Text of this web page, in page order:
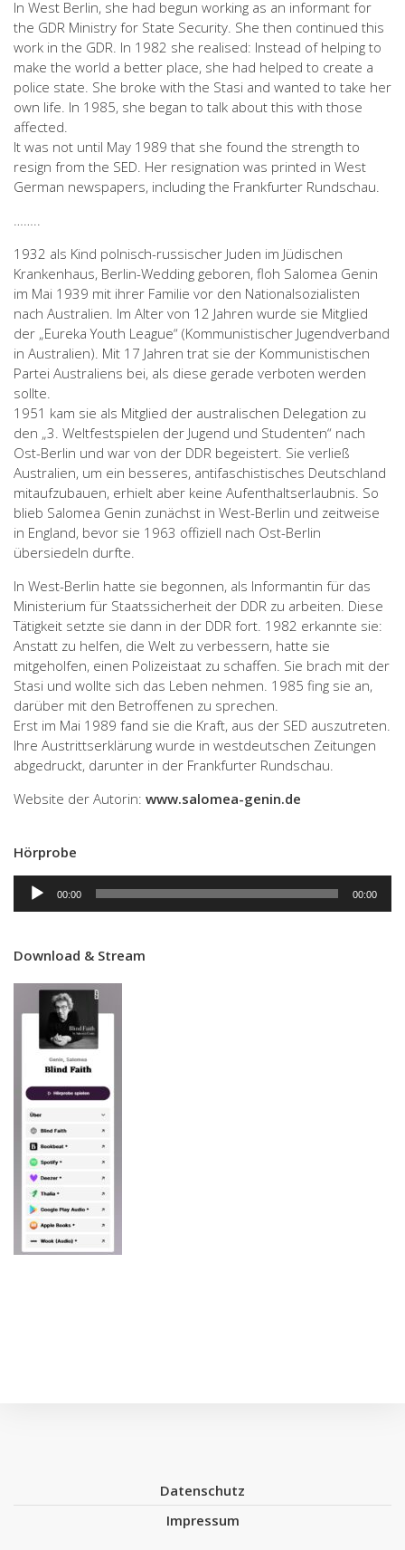
In West Berlin, she had begun working as an informant for
the GDR Ministry for State Security. She then continued this
work in the GDR. In 1982 she realised: Instead of helping to
make the world a better place, she had helped to create a
police state. She broke with the Stasi and wanted to take her
own life. In 1985, she began to talk about this with those
affected.
It was not until May 1989 that she found the strength to
resign from the SED. Her resignation was printed in West
German newspapers, including the Frankfurter Rundschau.
……..
1932 als Kind polnisch-russischer Juden im Jüdischen
Krankenhaus, Berlin-Wedding geboren, floh Salomea Genin
im Mai 1939 mit ihrer Familie vor den Nationalsozialisten
nach Australien. Im Alter von 12 Jahren wurde sie Mitglied
der „Eureka Youth League“ (Kommunistischer Jugendverband
in Australien). Mit 17 Jahren trat sie der Kommunistischen
Partei Australiens bei, als diese gerade verboten werden
sollte.
1951 kam sie als Mitglied der australischen Delegation zu
den „3. Weltfestspielen der Jugend und Studenten“ nach
Ost-Berlin und war von der DDR begeistert. Sie verließ
Australien, um ein besseres, antifaschistisches Deutschland
mitaufzubauen, erhielt aber keine Aufenthaltserlaubnis. So
blieb Salomea Genin zunächst in West-Berlin und zeitweise
in England, bevor sie 1963 offiziell nach Ost-Berlin
übersiedeln durfte.
In West-Berlin hatte sie begonnen, als Informantin für das
Ministerium für Staatssicherheit der DDR zu arbeiten. Diese
Tätigkeit setzte sie dann in der DDR fort. 1982 erkannte sie:
Anstatt zu helfen, die Welt zu verbessern, hatte sie
mitgeholfen, einen Polizeistaat zu schaffen. Sie brach mit der
Stasi und wollte sich das Leben nehmen. 1985 fing sie an,
darüber mit den Betroffenen zu sprechen.
Erst im Mai 1989 fand sie die Kraft, aus der SED auszutreten.
Ihre Austrittserklärung wurde in westdeutschen Zeitungen
abgedruckt, darunter in der Frankfurter Rundschau.
Website der Autorin: www.salomea-genin.de
Hörprobe
Audio-
Player
00:00 00:00
Download & Stream
Datenschutz
Impressum